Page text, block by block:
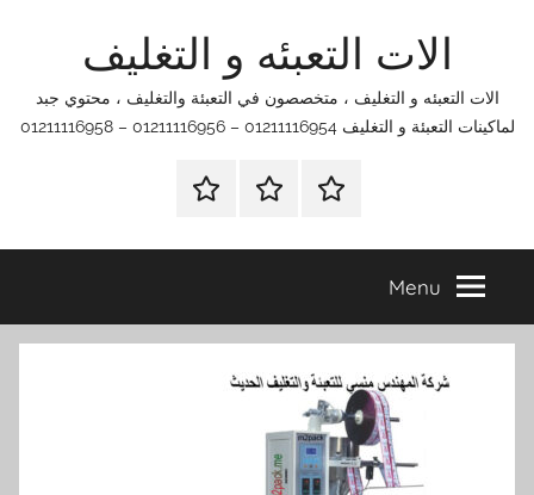
الات التعبئه و التغليف
الات التعبئه و التغليف ، متخصصون في التعبئة والتغليف ، محتوي جبد
لماكينات التعبئة و التغليف 01211116954 – 01211116956 – 01211116958
الرئيسيةاتصل
اتـصـل
في
التي
Menu